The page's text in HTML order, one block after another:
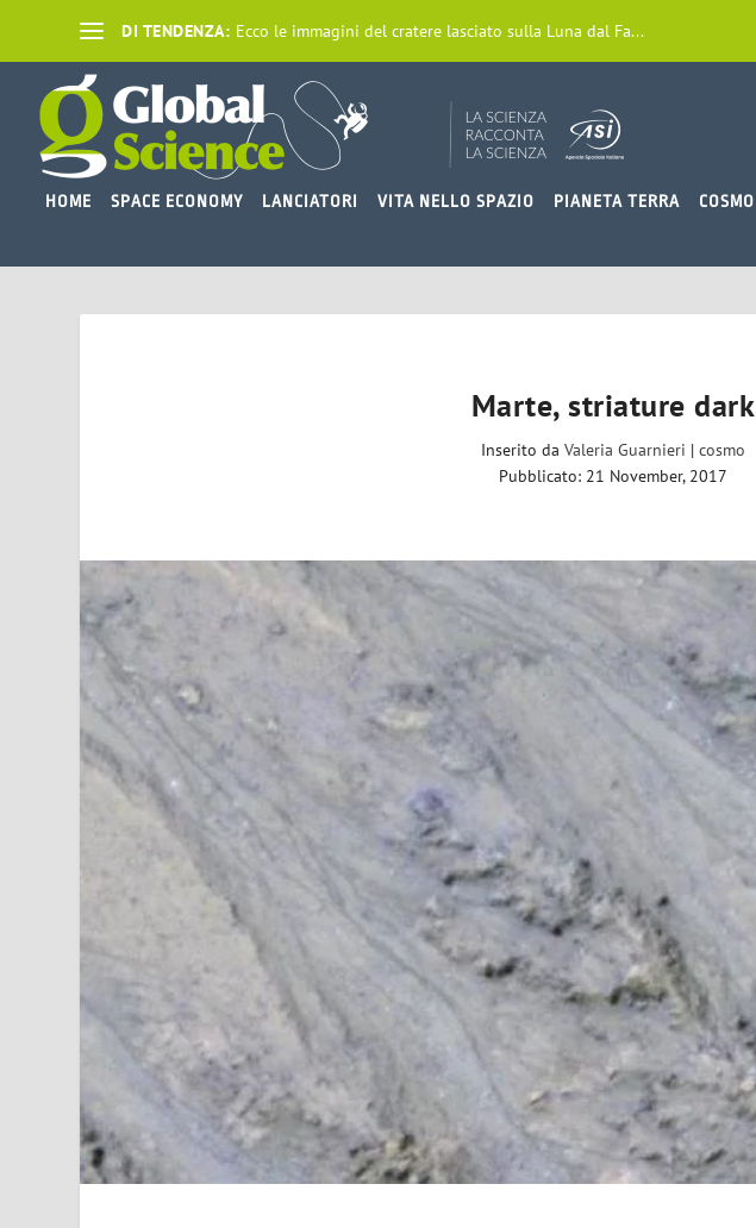
DI TENDENZA: Ecco le immagini del cratere lasciato sulla Luna dal Fa...
HOME SPACE ECONOMY LANCIATORI VITA NELLO SPAZIO PIANETA TERRA COSMO
Marte, striature dark
Inserito da Valeria Guarnieri | cosmo
Pubblicato: 21 November, 2017